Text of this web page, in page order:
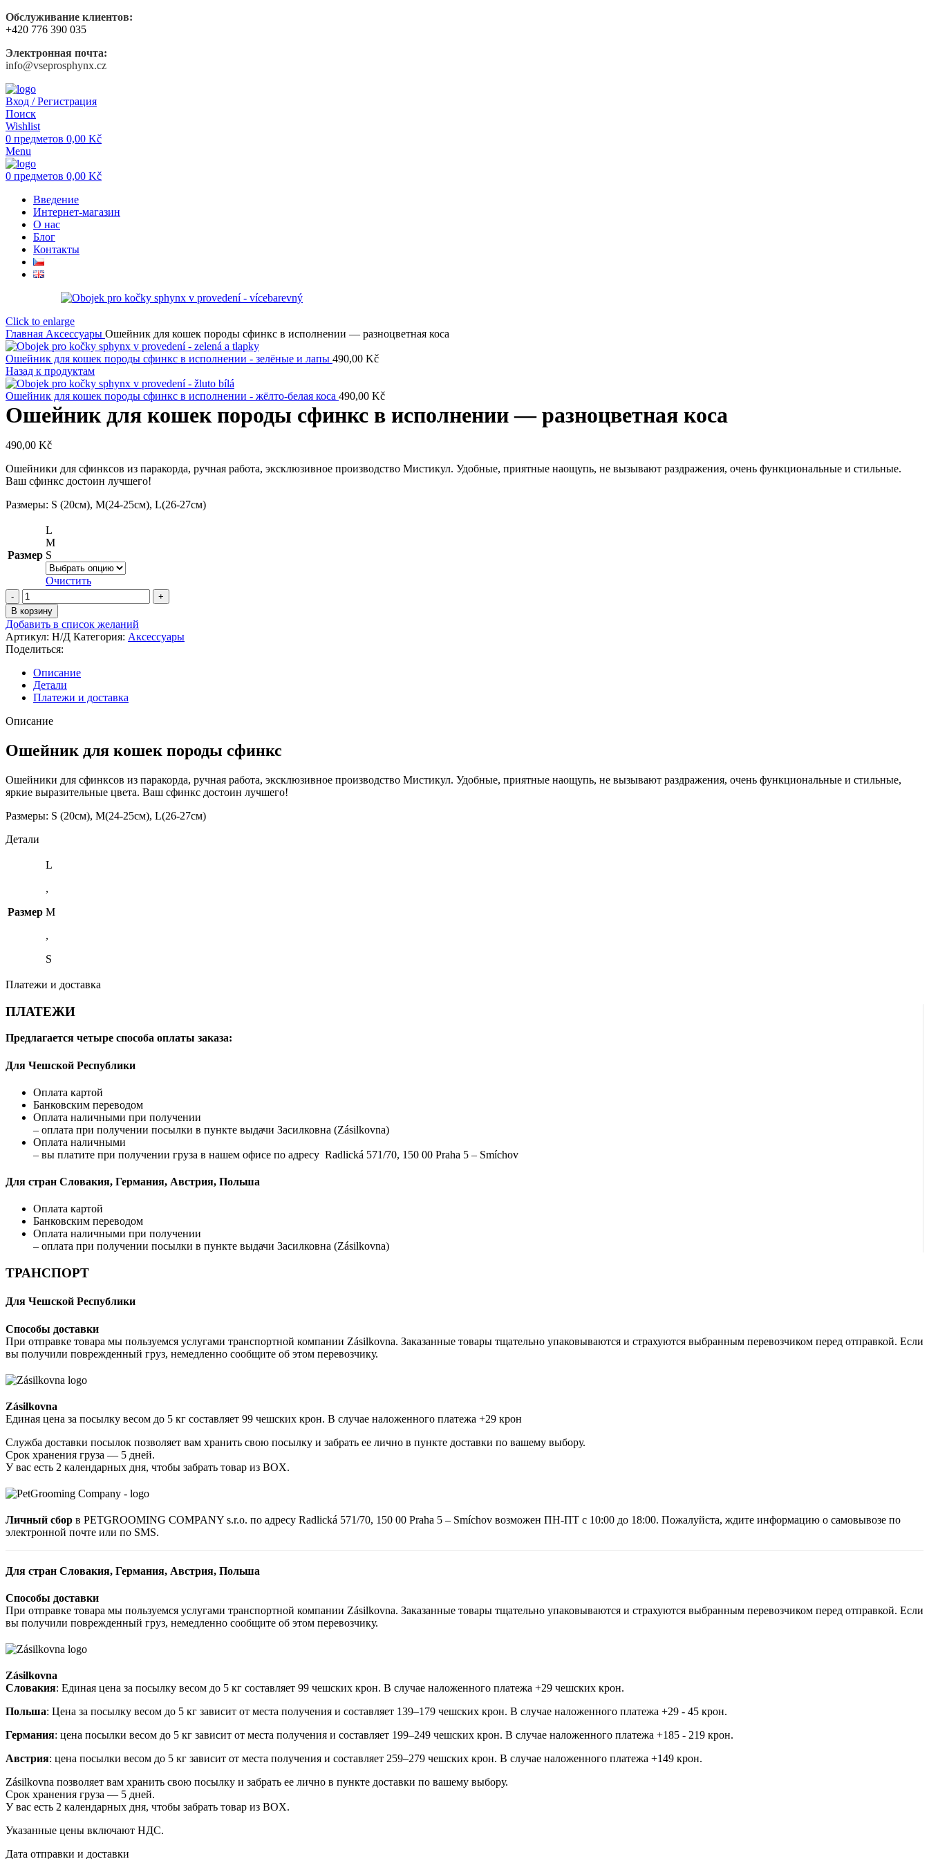
Обслуживание клиентов:
+420 776 390 035
Электронная почта:
info@vseprosphynx.cz
Вход / Регистрация
Поиск
Wishlist
0 предметов 0,00 Kč
Menu
0 предметов 0,00 Kč
Введение
Интернет-магазин
О нас
Блог
Контакты
Click to enlarge
Главная Аксессуары Ошейник для кошек породы сфинкс в исполнении — разноцветная коса
Ошейник для кошек породы сфинкс в исполнении - зелёные и лапы 490,00 Kč
Назад к продуктам
Ошейник для кошек породы сфинкс в исполнении - жёлто-белая коса 490,00 Kč
Ошейник для кошек породы сфинкс в исполнении — разноцветная коса
490,00 Kč
Ошейники для сфинксов из паракорда, ручная работа, эксклюзивное производство Мистикул. Удобные, приятные наощупь, не вызывают раздражения, очень функциональные и стильные.
Ваш сфинкс достоин лучшего!
Размеры: S (20см), M(24-25см), L(26-27см)
Размер
L
M
S
Очистить
Количество
товара
Ошейник
для
кошек
породы
сфинкс
в
исполнении
разноцветная
В корзину
Добавить в список желаний
Артикул: Н/Д Категория: Аксессуары
Поделиться:
Описание
Детали
Платежи и доставка
Описание
Ошейник для кошек породы сфинкс
Ошейники для сфинксов из паракорда, ручная работа, эксклюзивное производство Мистикул. Удобные, приятные наощупь, не вызывают раздражения, очень функциональные и стильные,
яркие выразительные цвета. Ваш сфинкс достоин лучшего!
Размеры: S (20см), M(24-25см), L(26-27см)
Детали
Размер
L
,
M
,
S
Платежи и доставка
ПЛАТЕЖИ
Предлагается четыре способа оплаты заказа:
Для Чешской Республики
Оплата картой
Банковским переводом
Оплата наличными при получении
– оплата при получении посылки в пункте выдачи Засилковна (Zásilkovna)
Оплата наличными
– вы платите при получении груза в нашем офисе по адресу Radlická 571/70, 150 00 Praha 5 – Smíchov
Для стран Словакия, Германия, Австрия, Польша
Оплата картой
Банковским переводом
Оплата наличными при получении
– оплата при получении посылки в пункте выдачи Засилковна (Zásilkovna)
ТРАНСПОРТ
Для Чешской Республики
Способы доставки
При отправке товара мы пользуемся услугами транспортной компании Zásilkovna. Заказанные товары тщательно упаковываются и страхуются выбранным перевозчиком перед отправкой. Если
вы получили поврежденный груз, немедленно сообщите об этом перевозчику.
Zásilkovna
Единая цена за посылку весом до 5 кг составляет 99 чешских крон. В случае наложенного платежа +29 крон
Служба доставки посылок позволяет вам хранить свою посылку и забрать ее лично в пункте доставки по вашему выбору.
Срок хранения груза — 5 дней.
У вас есть 2 календарных дня, чтобы забрать товар из BOX.
Личный сбор в PETGROOMING COMPANY s.r.o. по адресу Radlická 571/70, 150 00 Praha 5 – Smíchov возможен ПН-ПТ с 10:00 до 18:00. Пожалуйста, ждите информацию о самовывозе по
электронной почте или по SMS.
Для стран Словакия, Германия, Австрия, Польша
Способы доставки
При отправке товара мы пользуемся услугами транспортной компании Zásilkovna. Заказанные товары тщательно упаковываются и страхуются выбранным перевозчиком перед отправкой. Если
вы получили поврежденный груз, немедленно сообщите об этом перевозчику.
Zásilkovna
Словакия: Единая цена за посылку весом до 5 кг составляет 99 чешских крон. В случае наложенного платежа +29 чешских крон.
Польша: Цена за посылку весом до 5 кг зависит от места получения и составляет 139–179 чешских крон. В случае наложенного платежа +29 - 45 крон.
Германия: цена посылки весом до 5 кг зависит от места получения и составляет 199–249 чешских крон. В случае наложенного платежа +185 - 219 крон.
Австрия: цена посылки весом до 5 кг зависит от места получения и составляет 259–279 чешских крон. В случае наложенного платежа +149 крон.
Zásilkovna позволяет вам хранить свою посылку и забрать ее лично в пункте доставки по вашему выбору.
Срок хранения груза — 5 дней.
У вас есть 2 календарных дня, чтобы забрать товар из BOX.
Указанные цены включают НДС.
Дата отправки и доставки